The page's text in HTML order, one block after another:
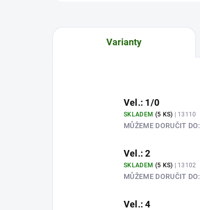
Varianty
Vel.: 1/0
SKLADEM (5 KS) | 13110
MŮŽEME DORUČIT DO:
Vel.: 2
SKLADEM (5 KS) | 13102
MŮŽEME DORUČIT DO:
Vel.: 4